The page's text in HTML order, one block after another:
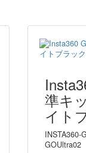
準キ
イト
INSTA360-
GOUltra02